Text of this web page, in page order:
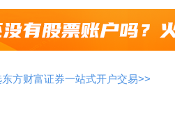
方财富证券一站式开户交易>>